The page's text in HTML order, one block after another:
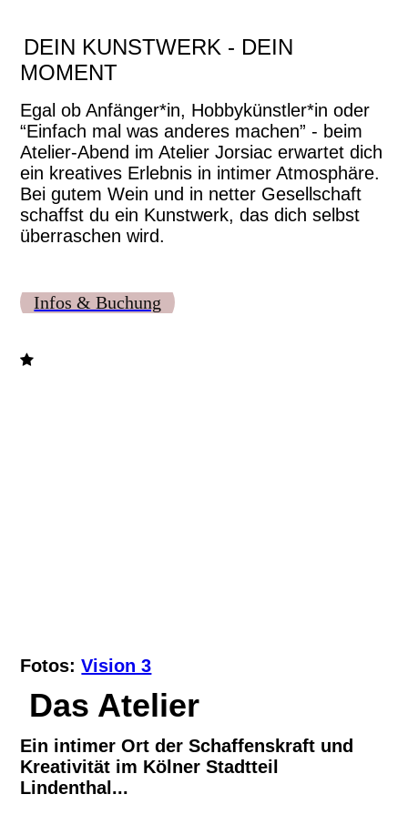
DEIN KUNSTWERK - DEIN
MOMENT
Egal ob Anfänger*in, Hobbykünstler*in oder
“Einfach mal was anderes machen” - beim
Atelier-Abend im Atelier Jorsiac erwartet dich
ein kreatives Erlebnis in intimer Atmosphäre.
Bei gutem Wein und in netter Gesellschaft
schaffst du ein Kunstwerk, das dichselbst
überraschen wird.
Infos & Buchung
Fotos:Vision 3
Das Atelier
Ein intimer Ort der Schaffenskraft und
Kreativität im Kölner Stadtteil
Lindenthal...